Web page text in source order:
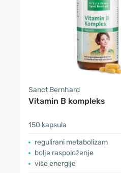
Sanct Bernhard
Vitamin B kompleks
150 kapsula
regulirani metabolizam
bolje raspoloženje
više energije